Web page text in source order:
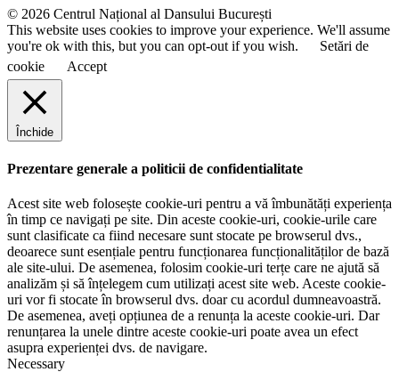
© 2026 Centrul Național al Dansului București
This website uses cookies to improve your experience. We'll assume
you're ok with this, but you can opt-out if you wish.
Setări de
cookie
Accept
Închide
Prezentare generale a politicii de confidentialitate
Acest site web folosește cookie-uri pentru a vă îmbunătăți experiența
în timp ce navigați pe site. Din aceste cookie-uri, cookie-urile care
sunt clasificate ca fiind necesare sunt stocate pe browserul dvs.,
deoarece sunt esențiale pentru funcționarea funcționalităților de bază
ale site-ului. De asemenea, folosim cookie-uri terțe care ne ajută să
analizăm și să înțelegem cum utilizați acest site web. Aceste cookie-
uri vor fi stocate în browserul dvs. doar cu acordul dumneavoastră.
De asemenea, aveți opțiunea de a renunța la aceste cookie-uri. Dar
renunțarea la unele dintre aceste cookie-uri poate avea un efect
asupra experienței dvs. de navigare.
Necessary